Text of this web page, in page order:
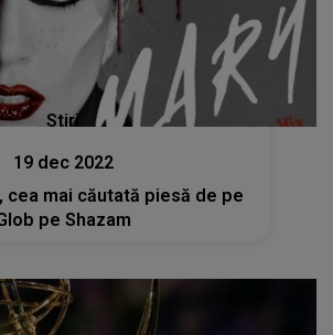
Stiri
19 dec 2022
cea mai căutată piesă de pe
pe Shazam